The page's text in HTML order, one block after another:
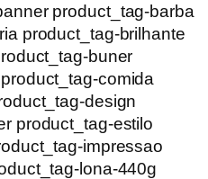
product_tag-barba
product_tag-brilhante
buner
comida
design
product_tag-estilo
impressao
lona-440g